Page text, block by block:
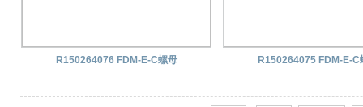
R150264076 FDM-E-C螺母 R150264075 FDM-E-C